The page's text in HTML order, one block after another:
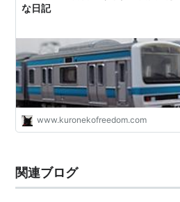
な日記
www.kuronekofreedom.com
関連ブログ